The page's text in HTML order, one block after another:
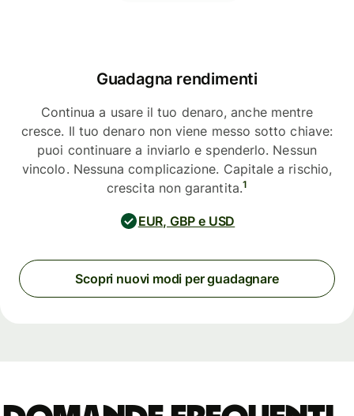
Guadagna rendimenti
Continua a usare il tuo denaro, anche mentre
cresce. Il tuo denaro non viene messo sotto chiave:
puoi continuare a inviarlo e spenderlo. Nessun
vincolo. Nessuna complicazione. Capitale a rischio,
crescita non garantita.1
EUR, GBP e USD
Scopri nuovi modi per guadagnare